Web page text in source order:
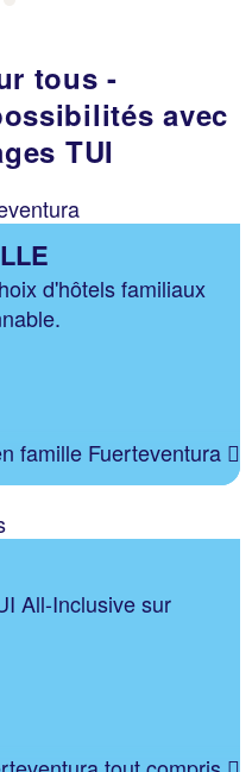
tous -
avec
TUI
d'hôtels familiaux
famille Fuerteventura
All-Inclusive sur